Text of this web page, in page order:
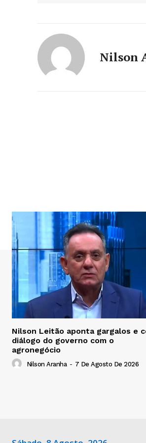
Nilson
Nilson Leitão aponta gargalos e
diálogo do governo com o
agronegócio
Nilson Aranha - 7 De Agosto De 2026